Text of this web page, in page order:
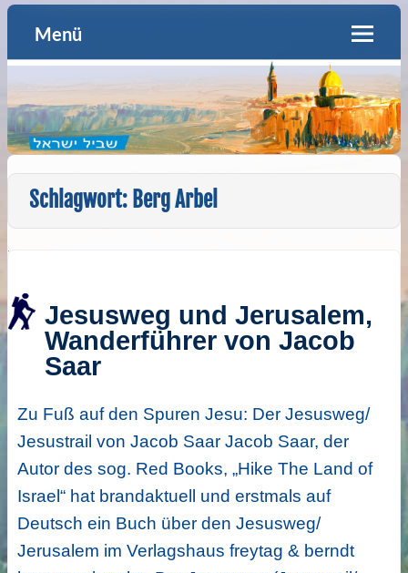
Menü
Schlagwort: Berg Arbel
Jesusweg und Jerusalem,
Wanderführer von Jacob
Saar
Zu Fuß auf den Spuren Jesu: Der Jesusweg/
Jesustrail von Jacob Saar Jacob Saar, der
Autor des sog. Red Books, „Hike The Land of
Israel“ hat brandaktuell und erstmals auf
Deutsch ein Buch über den Jesusweg/
Jerusalem im Verlagshaus freytag & berndt